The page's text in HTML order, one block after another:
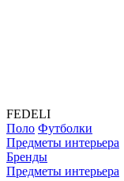
FEDELI
Поло Футболки
Предметы интерьера
Бренды
Предметы интерьера